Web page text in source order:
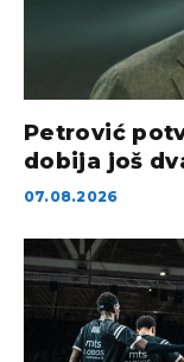
Petrović
dobija još
07.08.2026